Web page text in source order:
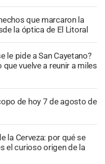
que marcaron la
la óptica de El Litoral
le pide a San Cayetano?
vuelve a reunir a miles
de hoy 7 de agosto de
la Cerveza: por qué se
el curioso origen de la